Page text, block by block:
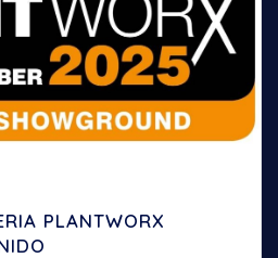
PLANTWORX